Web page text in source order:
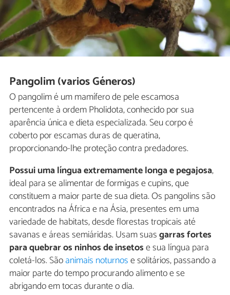
Pangolim (varios Géneros)
O pangolim é um mamífero de pele escamosa
pertencente à ordem Pholidota, conhecido por sua
aparência única e dieta especializada. Seu corpo é
coberto por escamas duras de queratina,
proporcionando-lhe proteção contra predadores.
Possui uma língua extremamente longa e pegajosa,
ideal para se alimentar de formigas e cupins, que
constituem a maior parte de sua dieta. Os pangolins são
encontrados na África e na Ásia, presentes em uma
variedade de habitats, desde florestas tropicais até
savanas e áreas semiáridas. Usam suasgarras fortes
para quebrar os ninhos de insetose sua língua para
coletá-los. Sãoanimais noturnose solitários, passando a
maior parte do tempo procurando alimento e se
abrigando em tocas durante o dia.